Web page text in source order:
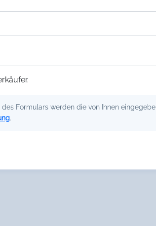
Formulars werden die von Ihnen
.